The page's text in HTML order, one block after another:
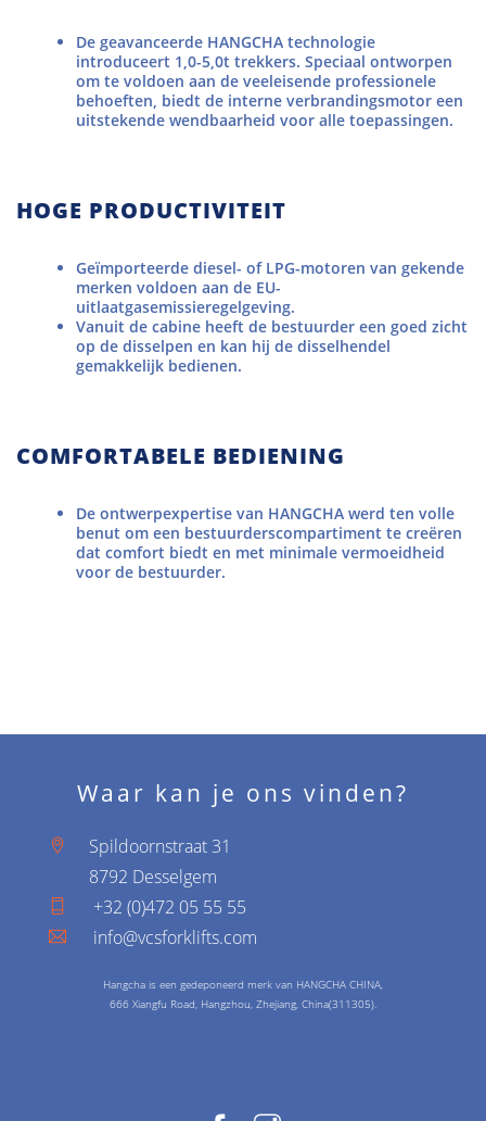
De geavanceerde HANGCHA technologie
introduceert 1,0-5,0t trekkers. Speciaal ontworpen
om te voldoen aan de veeleisende professionele
behoeften, biedt de interne verbrandingsmotor een
uitstekende wendbaarheid voor alle toepassingen.
HOGE PRODUCTIVITEIT
Geïmporteerde diesel- of LPG-motoren van gekende
merken voldoen aan de EU-
uitlaatgasemissieregelgeving.
Vanuit de cabine heeft de bestuurder een goed zicht
op de disselpen en kan hij de disselhendel
gemakkelijk bedienen.
COMFORTABELE BEDIENING
De ontwerpexpertise van HANGCHA werd ten volle
benut om een bestuurderscompartiment te creëren
dat comfort biedt en met minimale vermoeidheid
voor de bestuurder.
Waar kan je ons vinden?
Spildoornstraat 31
8792 Desselgem
+32 (0)472 05 55 55
info@vcsforklifts.com
Hangcha is een gedeponeerd merk van HANGCHA CHINA,
666 Xiangfu Road, Hangzhou, Zhejiang, China(311305).